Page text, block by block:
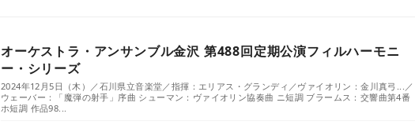
オーケストラ・アンサンブル金沢 第488回定期公演フィルハーモニ
ー・シリーズ
2024年12月5日（木）／石川県立音楽堂／指揮：エリアス・グランディ／ヴァイオリン：金川真弓...／
ウェーバー：「魔弾の射手」序曲 シューマン：ヴァイオリン協奏曲 ニ短調 ブラームス：交響曲第4番
ホ短調 作品98...